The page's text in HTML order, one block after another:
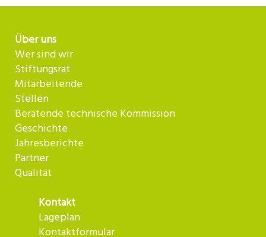
Über uns
Wer sind wir
Stiftungsrat
Mitarbeitende
Stellen
Beratende technische Kommission
Geschichte
Jahresberichte
Partner
Qualität
Kontakt
Lageplan
Kontaktformular